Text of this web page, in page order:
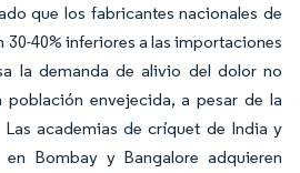
que los fabricantes nacionales de
40% inferiores a las importaciones
la demanda de alivio del dolor no
envejecida, a pesar de la
academias de críquet de India y
Bombay y Bangalore adquieren